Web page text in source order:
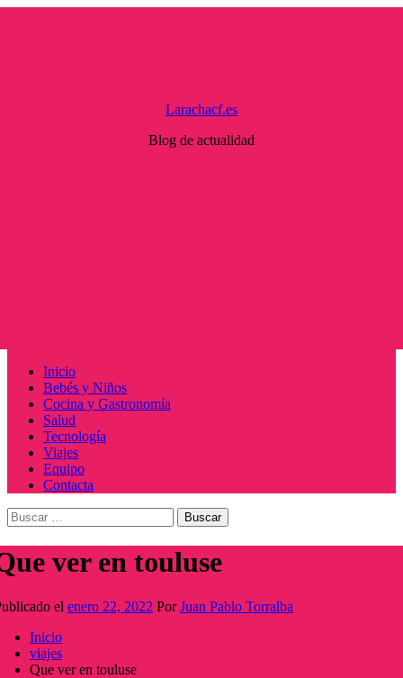
Larachacf.es
Blog de actualidad
Menú
principal
Inicio
Bebés y Niños
Cocina y Gastronomía
Salud
Tecnología
Viajes
Equipo
Contacta
Buscar:
ver en touluse
el enero 22, 2022 PorJuan Pablo Torralba
Inicio
viajes
Que ver en touluse